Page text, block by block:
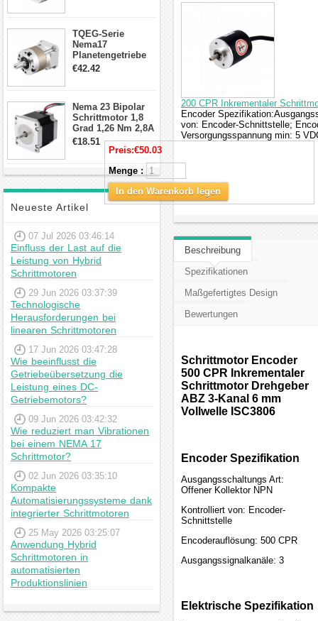
TQEG-Serie
Nema17
Planetengetriebe
10:1 Spiel 15Arc-
€42.42
Nema 23 Bipolar
Schrittmotor 1,8
Grad 1,26 Nm 2,8A
2,5V 4 Drähte
23hs22-2804s
Schrittmotor
€18.51
Neueste Artikel
07 Jul 2026 03:46:14
Einfluss der Last auf die
Leistung von Hybrid
Schrittmotoren
29 Jun 2026 03:37:39
Technologische
Herausforderungen bei
linearen Schrittmotoren
17 Jun 2026 03:47:28
Wie beeinflusst die
Getriebeübersetzung die
Leistung eines DC-
Getriebemotors?
09 Jun 2026 03:42:32
Wie reduziert man Vibrationen
bei einem NEMA 17
Schrittmotor?
02 Jun 2026 03:35:10
Kompakte
Automatisierungssysteme dank
integrierter Schrittmotoren
25 May 2026 03:25:07
Anwendung Hybrid
Schrittmotoren in
automatisierten
Produktionslinien
200 CPR Inkrementaler
Encoder
von: Encoder-Schnittstelle;
Versorgungsspannung min: 5
Preis:€50.03
Menge :
In den Warenkorb legen
Beschreibung
Spezifikationen
Maßgefertigtes Design
Bewertungen
Schrittmotor Encoder
500 CPR Inkrementaler
Schrittmotor Drehgeber
ABZ 3-Kanal 6 mm
Vollwelle ISC3806
Encoder Spezifikation
Ausgangsschaltungs Art:
Offener Kollektor NPN
Kontrolliert von: Encoder-
Schnittstelle
Encoderauflösung: 500 CPR
Ausgangssignalkanäle: 3
Elektrische Spezifikation